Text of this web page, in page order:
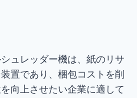
ュレッダー機は、紙のリサ
置であり、梱包コストを削
向上させたい企業に適して